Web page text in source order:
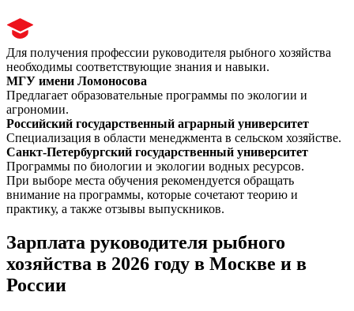
Для получения профессии руководителя рыбного хозяйства
необходимы соответствующие знания и навыки.
МГУ имени Ломоносова
Предлагает образовательные программы по экологии и
агрономии.
Российский государственный аграрный университет
Специализация в области менеджмента в сельском хозяйстве.
Санкт-Петербургский государственный университет
Программы по биологии и экологии водных ресурсов.
При выборе места обучения рекомендуется обращать
внимание на программы, которые сочетают теорию и
практику, а также отзывы выпускников.
Зарплата руководителя рыбного
хозяйства в 2026 году в Москве и в
России